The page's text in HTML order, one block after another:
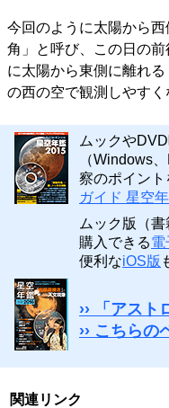
今回のように太陽から
角」と呼び、この日の
に太陽から東側に離れ
の西の空で観測しやすく
ムックや
（Windows
察のポイン
ガイド 星空
ムック版（
購入できる電
便利なiOS版
›› 「アスト
›› こちら
関連リンク